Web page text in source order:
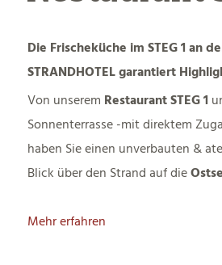
Die Frischeküche im STEG 1 an
STRANDHOTEL garantiert
Von unserem Restaurant STEG 1
Sonnenterrasse -mit direktem
haben Sie einen unverbauten &
Blick über den Strand auf die
Mehr erfahren